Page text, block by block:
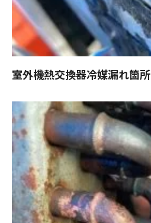
室外機熱交換器冷媒漏れ箇所